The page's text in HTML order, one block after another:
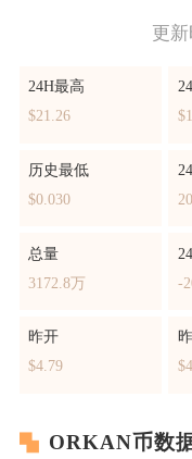
更
24H最高
$21.26
历史最低
$0.030
总量
3172.8万
-
昨开
$4.79
ORKAN币数